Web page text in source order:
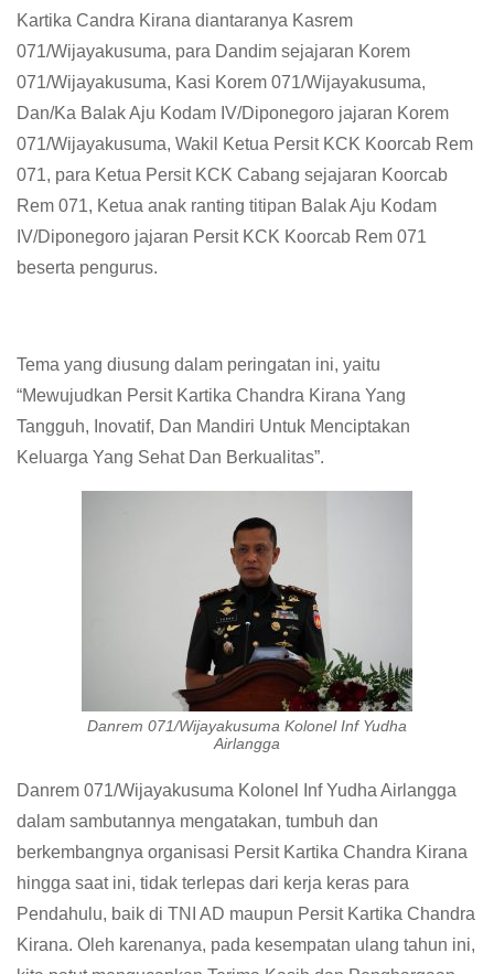
Kartika Candra Kirana diantaranya Kasrem
071/Wijayakusuma, para Dandim sejajaran Korem
071/Wijayakusuma, Kasi Korem 071/Wijayakusuma,
Dan/Ka Balak Aju Kodam IV/Diponegoro jajaran Korem
071/Wijayakusuma, Wakil Ketua Persit KCK Koorcab Rem
071, para Ketua Persit KCK Cabang sejajaran Koorcab
Rem 071, Ketua anak ranting titipan Balak Aju Kodam
IV/Diponegoro jajaran Persit KCK Koorcab Rem 071
beserta pengurus.
Tema yang diusung dalam peringatan ini, yaitu
“Mewujudkan Persit Kartika Chandra Kirana Yang
Tangguh, Inovatif, Dan Mandiri Untuk Menciptakan
Keluarga Yang Sehat Dan Berkualitas”.
Danrem 071/Wijayakusuma Kolonel Inf Yudha
Airlangga
Danrem 071/Wijayakusuma Kolonel Inf Yudha Airlangga
dalam sambutannya mengatakan, tumbuh dan
berkembangnya organisasi Persit Kartika Chandra Kirana
hingga saat ini, tidak terlepas dari kerja keras para
Pendahulu, baik di TNI AD maupun Persit Kartika Chandra
Kirana. Oleh karenanya, pada kesempatan ulang tahun ini,